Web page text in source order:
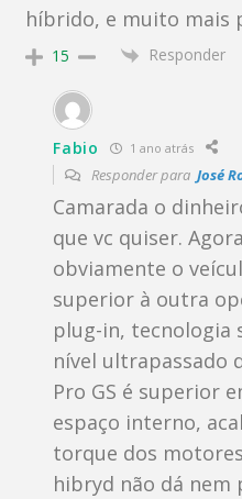
híbrido, e muito mais
15 Responder
Fabio 1 ano atrás
Responder paraJosé
Camarada o
que vc quiser.
obviamente o
superior à outra
plug-in, tecnologia
nível ultrapassado
Pro GS é superior
espaço interno,
torque dos
hibryd não dá nem